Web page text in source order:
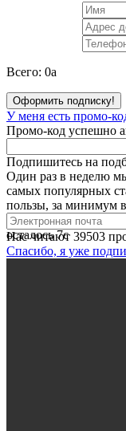
Всего: 0a
Оформить подписку!
У меня есть промо-
Промо-код успешно
Подпишитесь на
Один раз в неделю
самых популярных
пользы, за минимум
Нас читают 39503
Спасибо, я уже
осталось7с